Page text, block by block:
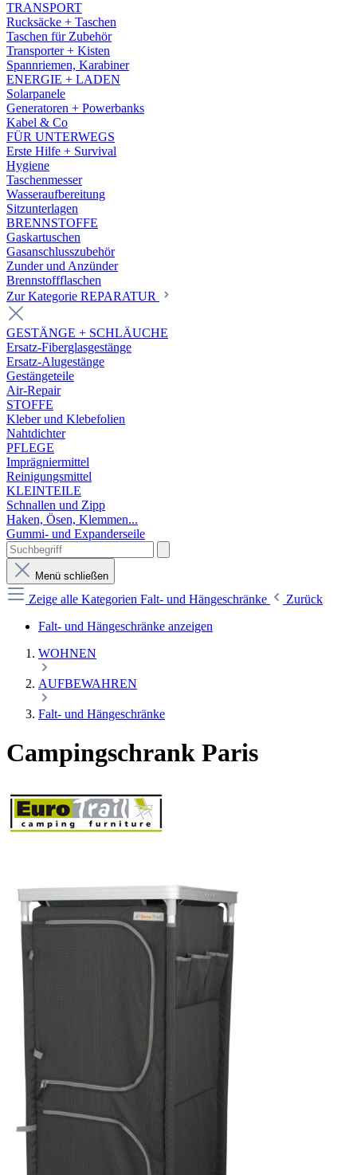
TRANSPORT
Rucksäcke + Taschen
Taschen für Zubehör
Transporter + Kisten
Spannriemen, Karabiner
ENERGIE + LADEN
Solarpanele
Generatoren + Powerbanks
Kabel & Co
FÜR UNTERWEGS
Erste Hilfe + Survival
Hygiene
Taschenmesser
Wasseraufbereitung
Sitzunterlagen
BRENNSTOFFE
Gaskartuschen
Gasanschlusszubehör
Zunder und Anzünder
Brennstoffflaschen
Zur Kategorie REPARATUR
GESTÄNGE + SCHLÄUCHE
Ersatz-Fiberglasgestänge
Ersatz-Alugestänge
Gestängeteile
Air-Repair
STOFFE
Kleber und Klebefolien
Nahtdichter
PFLEGE
Imprägniermittel
Reinigungsmittel
KLEINTEILE
Schnallen und Zipp
Haken, Ösen, Klemmen...
Gummi- und Expanderseile
Menü schließen
Zeige alle Kategorien Falt- und Hängeschränke
Zurück
Falt- und Hängeschränke anzeigen
WOHNEN
AUFBEWAHREN
Falt- und Hängeschränke
Campingschrank Paris